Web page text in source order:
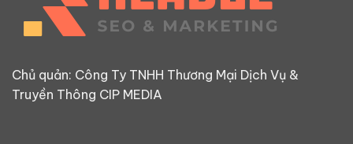
Chủ quản: Công Ty TNHH Thương Mại Dịch Vụ &
Truyền Thông CIP MEDIA